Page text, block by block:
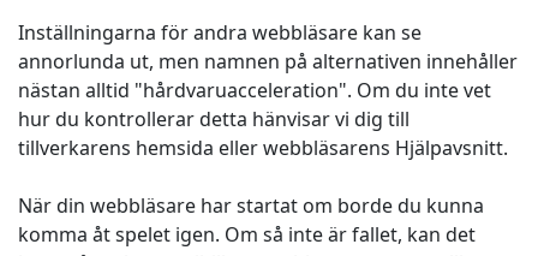
Inställningarna för andra webbläsare kan se
annorlunda ut, men namnen på alternativen innehåller
nästan alltid "hårdvaruacceleration". Om du inte vet
hur du kontrollerar detta hänvisar vi dig till
tillverkarens hemsida eller webbläsarens Hjälpavsnitt.
När din webbläsare har startat om borde du kunna
komma åt spelet igen. Om så inte är fallet, kan det